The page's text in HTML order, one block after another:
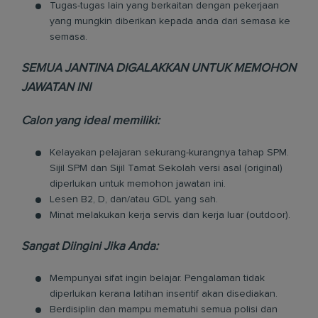
Tugas-tugas lain yang berkaitan dengan pekerjaan
yang mungkin diberikan kepada anda dari semasa ke
semasa.
SEMUA JANTINA DIGALAKKAN UNTUK MEMOHON
JAWATAN INI
Calon yang ideal memiliki:
Kelayakan pelajaran sekurang-kurangnya tahap SPM.
Sijil SPM dan Sijil Tamat Sekolah versi asal (original)
diperlukan untuk memohon jawatan ini.
Lesen B2, D, dan/atau GDL yang sah.
Minat melakukan kerja servis dan kerja luar (outdoor).
Sangat Diingini Jika Anda:
Mempunyai sifat ingin belajar. Pengalaman tidak
diperlukan kerana latihan insentif akan disediakan.
Berdisiplin dan mampu mematuhi semua polisi dan